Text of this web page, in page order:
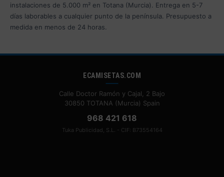
instalaciones de 5.000 m² en Totana (Murcia). Entrega en 5-7
días laborables a cualquier punto de la península. Presupuesto a
medida en menos de 24 horas.
ECAMISETAS.COM
Calle Doctor Ramón y Cajal, 2 Bajo
30850 TOTANA (Murcia) Spain
968 421 618
Tuka Publicidad, S.L. - CIF: B73554164